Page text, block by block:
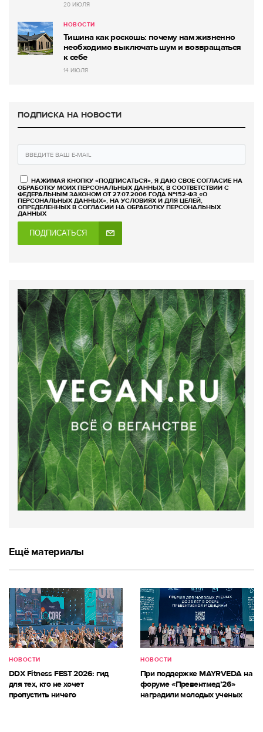
20 ИЮЛЯ
НОВОСТИ
Тишина как роскошь: почему нам жизненно
необходимо выключать шум и возвращаться
к себе
14 ИЮЛЯ
ПОДПИСКА НА НОВОСТИ
НАЖИМАЯ КНОПКУ «ПОДПИСАТЬСЯ», Я ДАЮ СВОЕ СОГЛАСИЕ НА
ОБРАБОТКУ МОИХ ПЕРСОНАЛЬНЫХ ДАННЫХ, В СООТВЕТСТВИИ С
ФЕДЕРАЛЬНЫМ ЗАКОНОМ ОТ 27.07.2006 ГОДА №152-ФЗ «О
ПЕРСОНАЛЬНЫХ ДАННЫХ», НА УСЛОВИЯХ И ДЛЯ ЦЕЛЕЙ,
ОПРЕДЕЛЕННЫХ В СОГЛАСИИ НА ОБРАБОТКУ ПЕРСОНАЛЬНЫХ
ДАННЫХ
ПОДПИСАТЬСЯ
Ещё материалы
НОВОСТИ
DDX Fitness FEST 2026: гид
для тех, кто не хочет
пропустить ничего
НОВОСТИ
При поддержке MAYRVEDA на
форуме «Превентмед’26»
наградили молодых ученых